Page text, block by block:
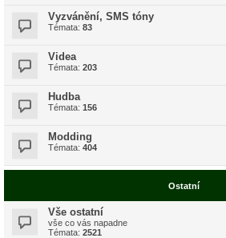
Vyzvánění, SMS tóny
Témata: 83
Videa
Témata: 203
Hudba
Témata: 156
Modding
Témata: 404
Ostatní
Vše ostatní
vše co vás napadne
Témata: 2521